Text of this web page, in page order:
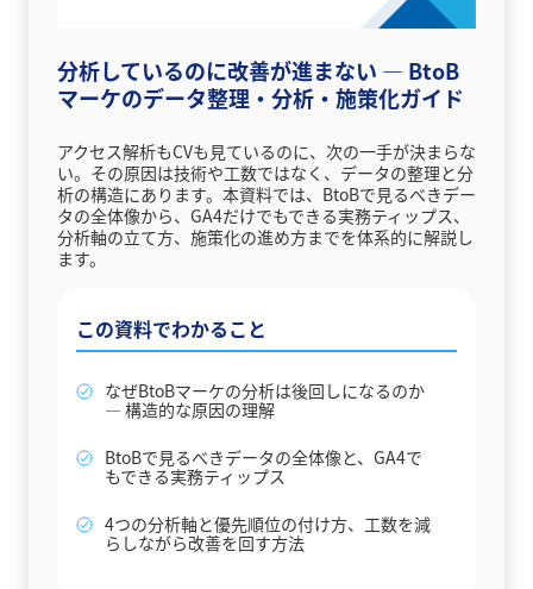
分析しているのに改善が進まない ― BtoB
マーケのデータ整理・分析・施策化ガイド
アクセス解析もCVも見ているのに、次の一手が決まらな
い。その原因は技術や工数ではなく、データの整理と分
析の構造にあります。本資料では、BtoBで見るべきデー
タの全体像から、GA4だけでもできる実務ティップス、
分析軸の立て方、施策化の進め方までを体系的に解説し
ます。
この資料でわかること
なぜBtoBマーケの分析は後回しになるのか
― 構造的な原因の理解
BtoBで見るべきデータの全体像と、GA4で
もできる実務ティップス
4つの分析軸と優先順位の付け方、工数を減
らしながら改善を回す方法